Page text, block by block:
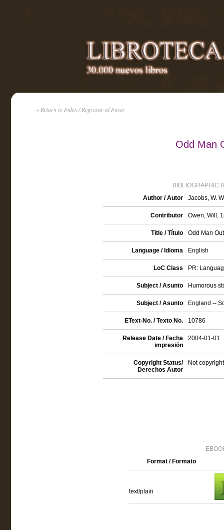
« Return to Index / Regresar al Inicio
Odd Man
BIBLIOGRAPHIC
Author / Autor
Jacobs, W.
Contributor Owen, Will,
Title / Título Odd Man
Language / Idioma English
LoC Class PR:
Subject / Asunto Humorous
Subject / Asunto England --
EText-No. / Texto No. 10786
Release Date / Fecha
impresión
2004-01-01
Copyright Status/
Derechos Autor
Not
Format / Formato
text/plain